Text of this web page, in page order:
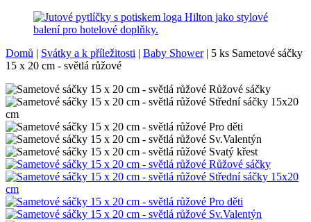
Domů | Svátky a k příležitosti | Baby Shower| 5 ks Sametové sáčky
15 x 20 cm - světlá růžové